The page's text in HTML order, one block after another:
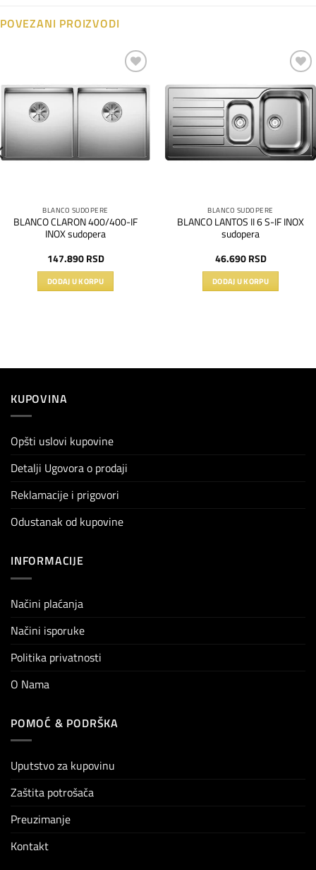
POVEZANI PROIZVODI
Dodaj
na
BLANCO SUDOPERE
BLANCO CLARON 400/400-IF
INOX sudopera
147.890 RSD
DODAJ U KORPU
Dodaj
na
listu
BLANCO SUDOPERE
BLANCO LANTOS II 6 S-IF INOX
sudopera
46.690 RSD
DODAJ U KORPU
KUPOVINA
Opšti uslovi kupovine
Detalji Ugovora o prodaji
Reklamacije i prigovori
Odustanak od kupovine
INFORMACIJE
Načini plaćanja
Načini isporuke
Politika privatnosti
O Nama
POMOĆ & PODRŠKA
Uputstvo za kupovinu
Zaštita potrošača
Preuzimanje
Kontakt